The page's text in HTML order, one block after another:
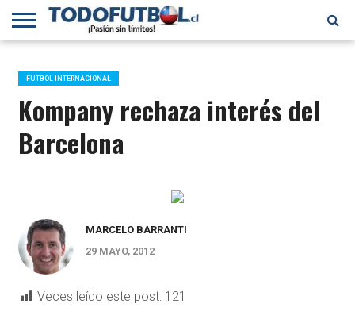
PRIMERA
B
SELECCIÓN
CHILENA
CHILENOS
EN EL
MUNDO
FÚTBOL
INTERNACIONAL
FÚTBOL INTERNACIONAL
Kompany rechaza interés del
Barcelona
MARCELO BARRANTI
29 MAYO, 2012
Veces leído este post: 121